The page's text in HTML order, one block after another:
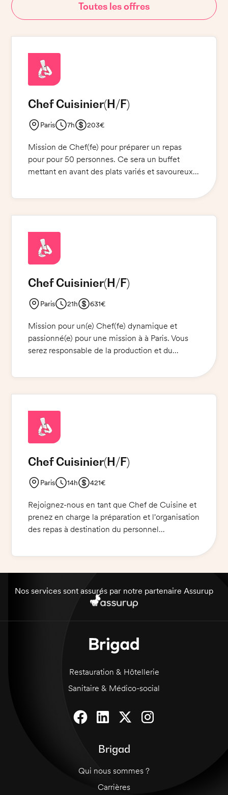
Toutes les offres
Chef Cuisinier(H/F)
Paris 7h 203€
Mission de Chef(fe) pour préparer un repas
pour pour 50 personnes. Ce sera un buffet
mettant en avant des plats variés et savoureux.
menu, de la sélection des produits frais, des
organiser l'ensemble de l'équipe de préparation
et de service. Une personne dynamique et
organisée, avec un grand sens de la créativité et
Chef Cuisinier(H/F)
Paris 21h 631€
Mission pour un(e) Chef(fe) dynamique et
passionné(e) pour une mission à à Paris. Vous
serez responsable de la production et du
d'entreprise très haut de gamme. Vous devrez
dans le développement de la qualité et de
l'expérience client, la gestion des stocks et des
budgets et le respect des normes d'hygiène et
Chef Cuisinier(H/F)
Paris 14h 421€
Rejoignez-nous en tant que Chef de Cuisine et
prenez en charge la préparation et l'organisation
des repas à destination du personnel
assurer 110 couverts par jour en moyenne du
Nos services sont assurés par notre partenaire Assurup
Restauration & Hôtellerie
Sanitaire & Médico-social
Brigad
Qui nous sommes ?
Carrières